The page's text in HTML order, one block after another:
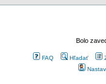
Bolo
FAQ Hľadať